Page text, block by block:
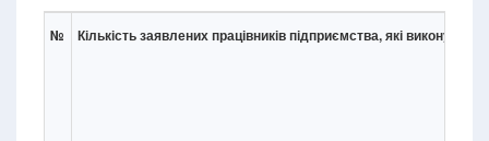
№ Кількість заявлених працівників підприємства, які виконують